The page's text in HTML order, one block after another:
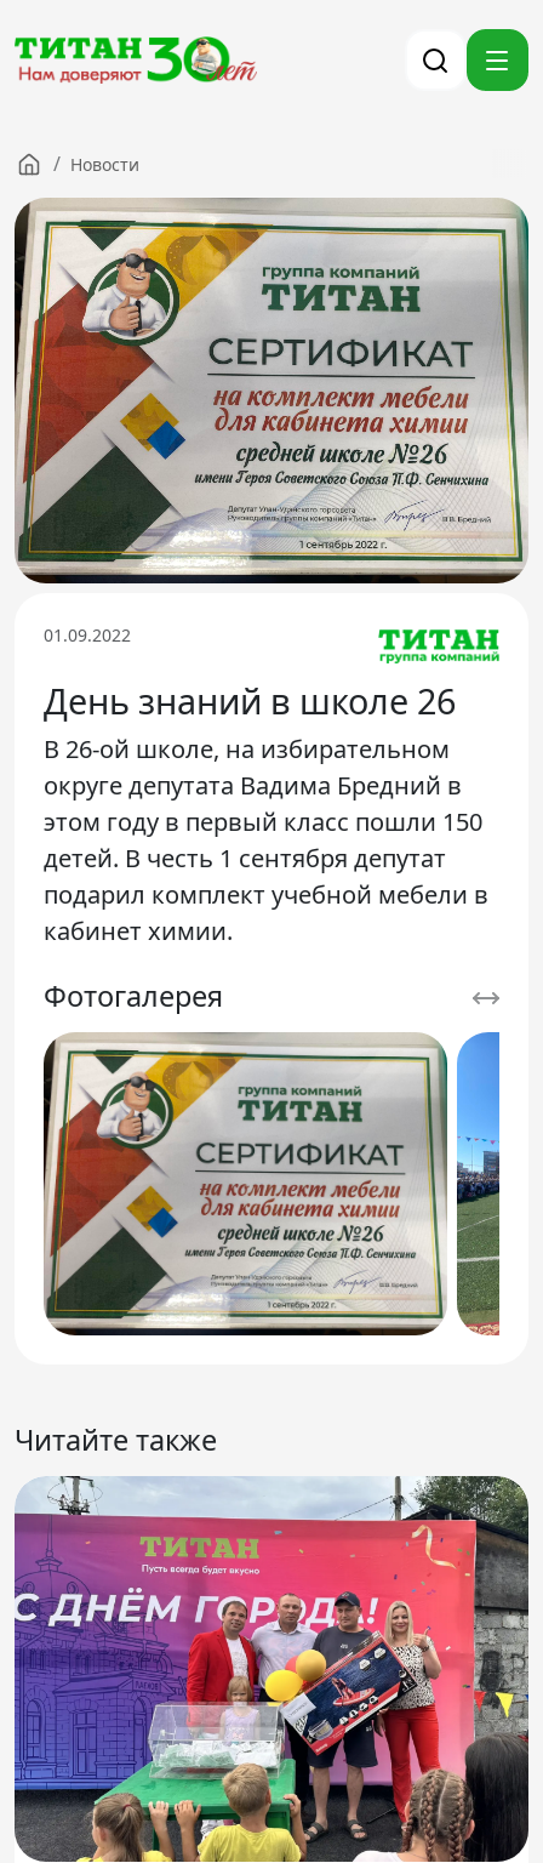
Компания
Партнерам
Тендеры
Вакансии
Новости
Контакты
Версия для слабовидящих
8 (3012) 411-099
Телефон доверия
/ Новости
01.09.2022
День знаний в школе 26
В 26-ой школе, на избирательном
округе депутата Вадима Бредний в
этом году в первый класс пошли 150
детей. В честь 1 сентября депутат
подарил комплект учебной мебели в
кабинет химии.
Фотогалерея
Читайте также